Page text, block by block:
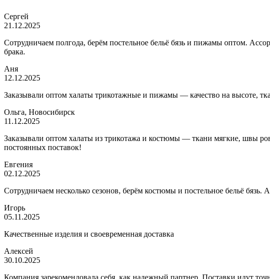
Сергей
21.12.2025
Сотрудничаем полгода, берём постельное бельё бязь и пижамы оптом.
брака.
Аня
12.12.2025
Заказывали оптом халаты трикотажные и пижамы — качество на высоте,
Ольга, Новосибирск
11.12.2025
Заказывали оптом халаты из трикотажа и костюмы — ткани мягкие, швы
постоянных поставок!
Евгения
02.12.2025
Сотрудничаем несколько сезонов, берём костюмы и постельное бельё
Игорь
05.11.2025
Качественные изделия и своевременная доставка
Алексей
30.10.2025
Компания зарекомендовала себя, как надежный партнер. Поставки идут